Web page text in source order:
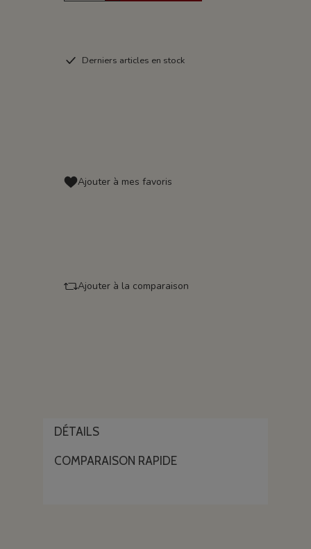
Derniers articles en stock
Ajouter à mes favoris
Ajouter à la comparaison
DÉTAILS
COMPARAISON RAPIDE